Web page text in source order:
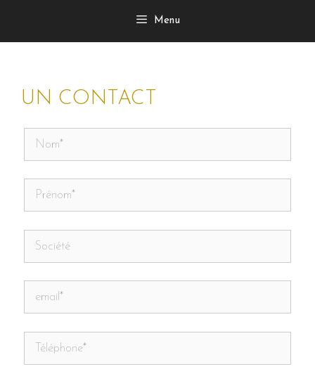
contenu
Menu
UN CONTACT